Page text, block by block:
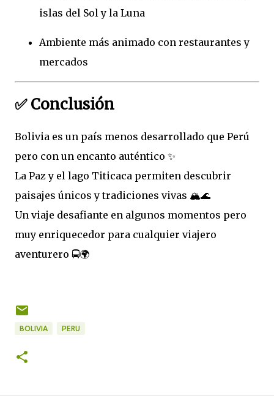
islas del Sol y la Luna
Ambiente más animado con restaurantes y
mercados
✅ Conclusión
Bolivia es un país menos desarrollado que Perú
pero con un encanto auténtico ✨
La Paz y el lago Titicaca permiten descubrir
paisajes únicos y tradiciones vivas 🏔️🌊
Un viaje desafiante en algunos momentos pero
muy enriquecedor para cualquier viajero
aventurero 🚍🌍
BOLIVIA PERU